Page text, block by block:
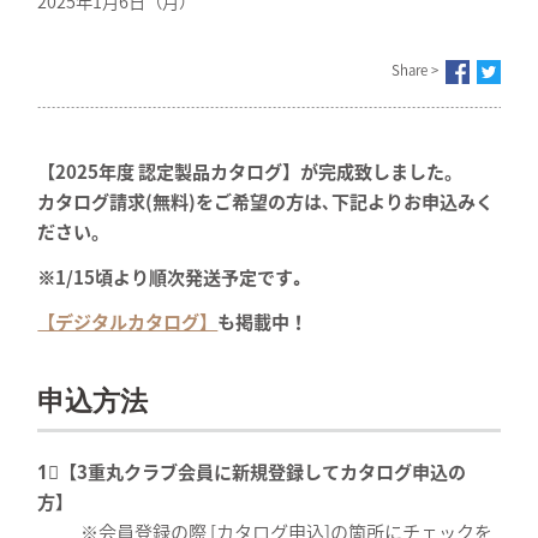
Share >
【2025年度 認定製品カタログ】が完成致しました。
カタログ請求(無料)をご希望の方は､下記よりお申込みく
ださい。
※1/15頃より順次発送予定です｡
【デジタルカタログ】 も掲載中！
申込方法
1⃣【3重丸クラブ会員に新規登録してカタログ申込の
方】
※会員登録の際 [カタログ申込]の箇所にチェックを